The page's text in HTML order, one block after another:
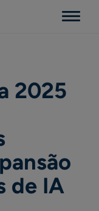
Menu
2025
de IA